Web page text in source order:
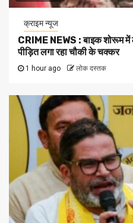
क्राइम न्यूज
CRIME NEWS : बाइक शोरूम में
पीड़ित लगा रहा चौकी के चक्कर
1 hour ago लोक दस्तक